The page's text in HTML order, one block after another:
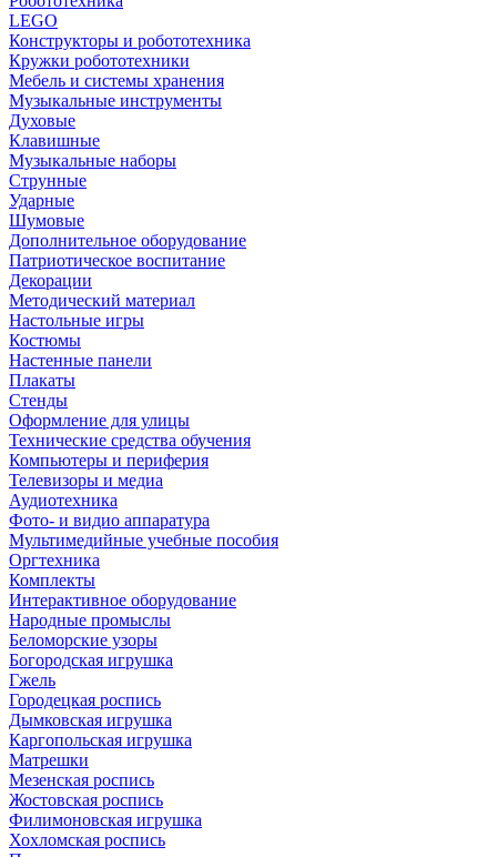
LEGO
Конструкторы и робототехника
Кружки робототехники
Мебель и системы хранения
Музыкальные инструменты
Духовые
Клавишные
Музыкальные наборы
Струнные
Ударные
Шумовые
Дополнительное оборудование
Патриотическое воспитание
Декорации
Методический материал
Настольные игры
Костюмы
Настенные панели
Плакаты
Стенды
Оформление для улицы
Технические средства обучения
Компьютеры и периферия
Телевизоры и медиа
Аудиотехника
Фото- и видио аппаратура
Мультимедийные учебные пособия
Оргтехника
Комплекты
Интерактивное оборудование
Народные промыслы
Беломорские узоры
Богородская игрушка
Гжель
Городецкая роспись
Дымковская игрушка
Каргопольская игрушка
Матрешки
Мезенская роспись
Жостовская роспись
Филимоновская игрушка
Хохломская роспись